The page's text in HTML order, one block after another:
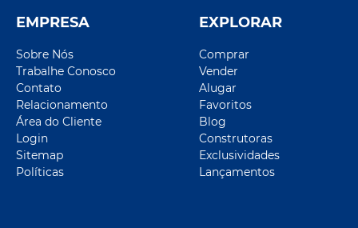
EMPRESA
Sobre Nós
Trabalhe Conosco
Contato
Relacionamento
Área do Cliente
Login
Sitemap
Políticas
EXPLORAR
Comprar
Vender
Alugar
Favoritos
Blog
Construtoras
Exclusividades
Lançamentos